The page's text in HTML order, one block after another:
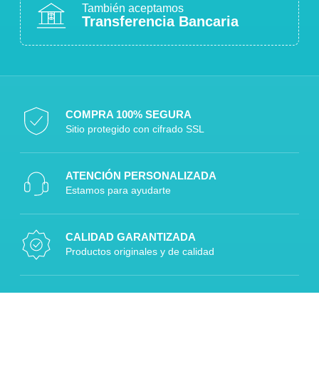
También aceptamos
Transferencia Bancaria
COMPRA 100% SEGURA
Sitio protegido con cifrado SSL
ATENCIÓN PERSONALIZADA
Estamos para ayudarte
CALIDAD GARANTIZADA
Productos originales y de calidad